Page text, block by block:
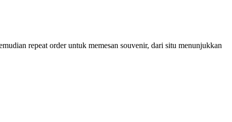
repeat order untuk memesan souvenir, dari situ menunjukkan